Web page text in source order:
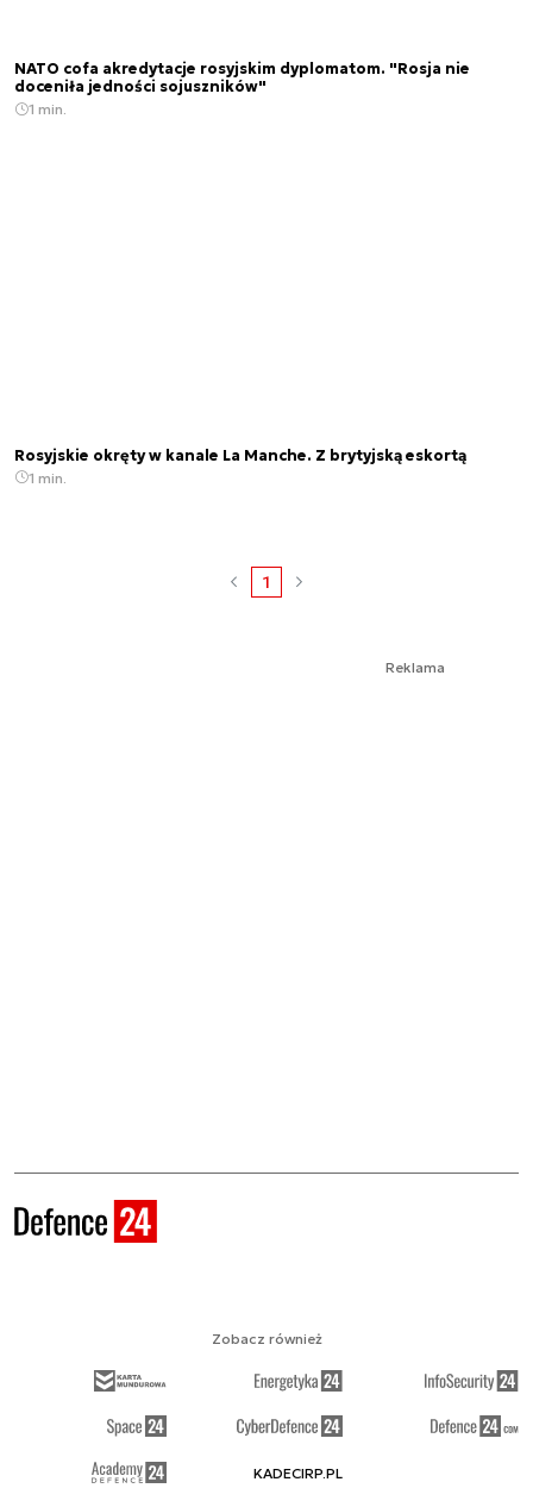
NATO cofa akredytacje rosyjskim dyplomatom. "Rosja nie
doceniła jedności sojuszników"
1 min.
Rosyjskie okręty w kanale La Manche. Z brytyjską eskortą
1 min.
1
Reklama
Zobacz również
KADECIRP.PL